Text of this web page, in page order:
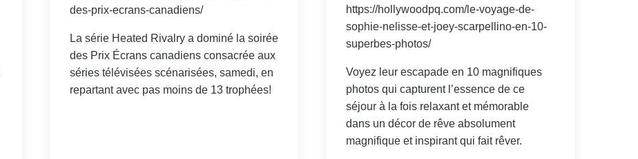
des-prix-ecrans-canadiens/
La série Heated Rivalry a dominé la soirée
des Prix Écrans canadiens consacrée aux
séries télévisées scénarisées, samedi, en
repartant avec pas moins de 13 trophées!
https://hollywoodpq.com/le-voyage-de-
sophie-nelisse-et-joey-scarpellino-en-10-
superbes-photos/
Voyez leur escapade en 10 magnifiques
photos qui capturent l’essence de ce
séjour à la fois relaxant et mémorable
dans un décor de rêve absolument
magnifique et inspirant qui fait rêver.